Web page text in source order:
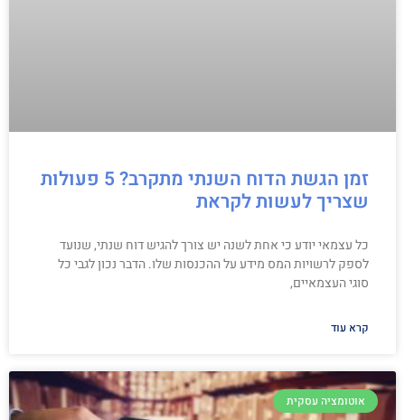
זמן הגשת הדוח השנתי מתקרב? 5 פעולות
שצריך לעשות לקראת
כל עצמאי יודע כי אחת לשנה יש צורך להגיש דוח שנתי, שנועד
לספק לרשויות המס מידע על ההכנסות שלו. הדבר נכון לגבי כל
סוגי העצמאיים,
קרא עוד
אוטומציה עסקית